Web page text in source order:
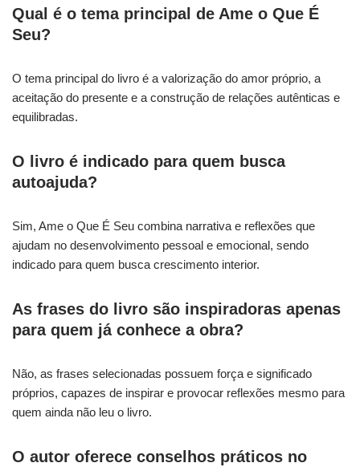
Qual é o tema principal de Ame o Que É
Seu?
O tema principal do livro é a valorização do amor próprio, a
aceitação do presente e a construção de relações autênticas e
equilibradas.
O livro é indicado para quem busca
autoajuda?
Sim, Ame o Que É Seu combina narrativa e reflexões que
ajudam no desenvolvimento pessoal e emocional, sendo
indicado para quem busca crescimento interior.
As frases do livro são inspiradoras apenas
para quem já conhece a obra?
Não, as frases selecionadas possuem força e significado
próprios, capazes de inspirar e provocar reflexões mesmo para
quem ainda não leu o livro.
O autor oferece conselhos práticos no